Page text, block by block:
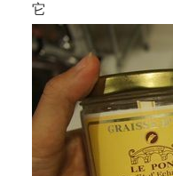
它